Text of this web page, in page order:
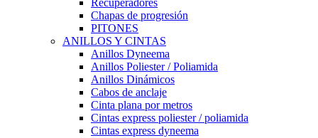
Recuperadores
Chapas de progresión
PITONES
ANILLOS Y CINTAS
Anillos Dyneema
Anillos Poliester / Poliamida
Anillos Dinámicos
Cabos de anclaje
Cinta plana por metros
Cintas express poliester / poliamida
Cintas express dyneema